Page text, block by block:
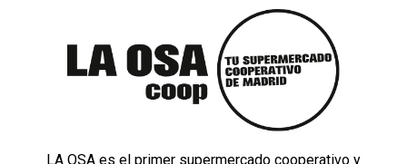
LA OSA es el primer supermercado cooperativo y